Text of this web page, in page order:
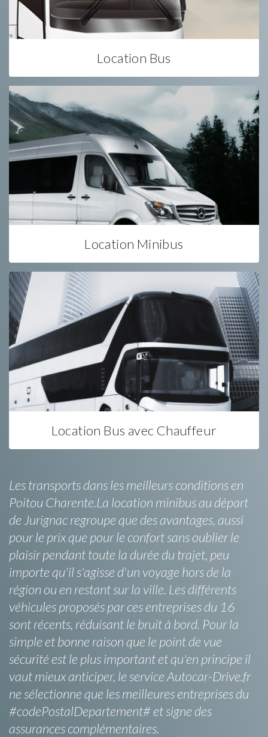
Location Bus
Location Minibus
Location Bus avec Chauffeur
Les transports dans les meilleurs conditions en
Poitou Charente.La location minibus au départ
de Jurignac regroupe que des avantages, aussi
pour le prix que pour le confort sans oublier le
plaisir pendant toute la durée du trajet, peu
importe qu'il s'agisse d'un voyage hors de la
région ou en restant sur la ville. Les différents
véhicules proposés par ces entreprises du 16
sont récents, réduisant le bruit à bord. Pour la
simple et bonne raison que le point de vue
sécurité est le plus important et qu'en principe il
vaut mieux anticiper, le service Autocar-Drive.fr
ne sélectionne que les meilleures entreprises du
#codePostalDepartement# et signe des
assurances complémentaires.